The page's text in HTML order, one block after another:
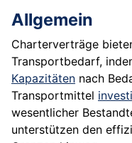
Allgemein
Charterverträge
Transportbedarf,
Kapazitäten nach
Transportmittel
wesentlicher
unterstützen den